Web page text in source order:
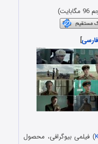
]
) فیلمی بیوگرافی، محصول